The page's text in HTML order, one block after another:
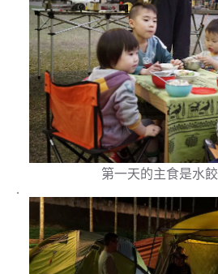
第一天的主食是水餃
.